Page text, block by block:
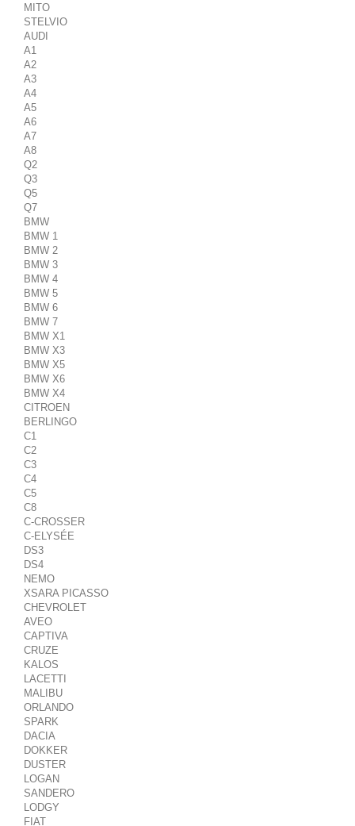
MITO
STELVIO
AUDI
A1
A2
A3
A4
A5
A6
A7
A8
Q2
Q3
Q5
Q7
BMW
BMW 1
BMW 2
BMW 3
BMW 4
BMW 5
BMW 6
BMW 7
BMW X1
BMW X3
BMW X5
BMW X6
BMW X4
CITROEN
BERLINGO
C1
C2
C3
C4
C5
C8
C-CROSSER
C-ELYSÉE
DS3
DS4
NEMO
XSARA PICASSO
CHEVROLET
AVEO
CAPTIVA
CRUZE
KALOS
LACETTI
MALIBU
ORLANDO
SPARK
DACIA
DOKKER
DUSTER
LOGAN
SANDERO
LODGY
FIAT